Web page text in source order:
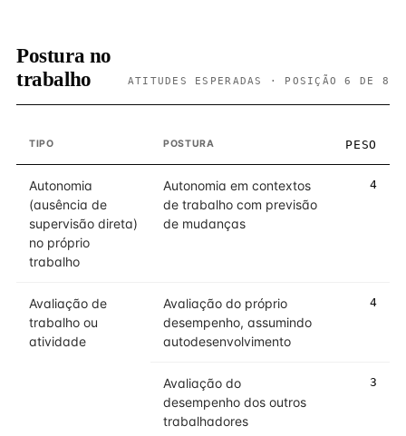
Postura no
trabalho
ATITUDES ESPERADAS · POSIÇÃO 6 DE 8
TIPO POSTURA PESO
Autonomia
(ausência de
supervisão direta)
no próprio
trabalho
Autonomia em contextos
de trabalho com previsão
de mudanças
4
Avaliação de
trabalho ou
atividade
Avaliação do próprio
desempenho, assumindo
autodesenvolvimento
4
Avaliação do
desempenho dos outros
trabalhadores
3